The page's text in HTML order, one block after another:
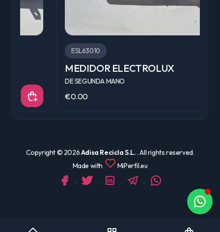
MEDIDOR ELECTROLUX
DE SEGUNDA MANO
€0.00
Copyright © 2026Adisa Recicla S.L.. All rights reserved.
Made with
MiPerfil.eu